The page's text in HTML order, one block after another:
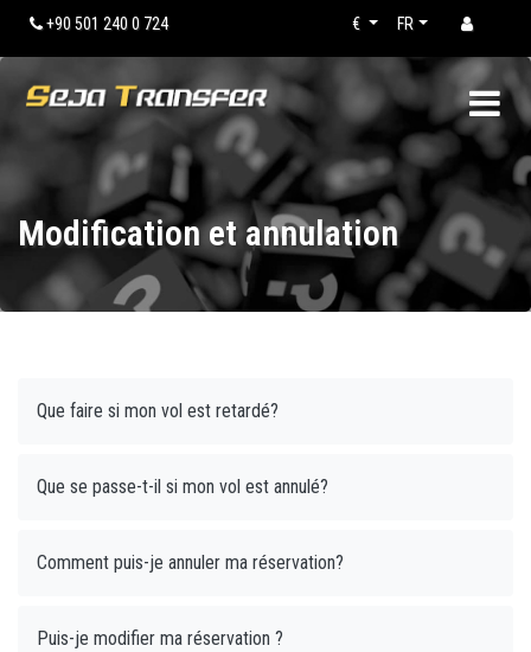
+90 501 240 0 724 FR
€
Modification et annulation
Que faire si mon vol est retardé?
Que se passe-t-il si mon vol est annulé?
Comment puis-je annuler ma réservation?
Puis-je modifier ma réservation ?